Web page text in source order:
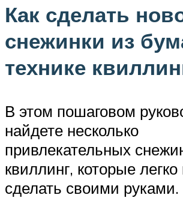
Как сделать
снежинки из
технике
В этом пошаговом
найдете несколько
привлекательных
квиллинг, которые
сделать своими руками.